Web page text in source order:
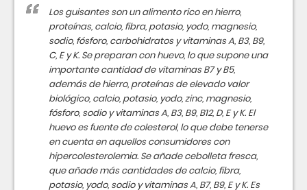
Los guisantes son un alimento rico en hierro,
proteínas, calcio, fibra, potasio, yodo, magnesio,
sodio, fósforo, carbohidratos y vitaminas A, B3, B9,
C, E y K. Se preparan con huevo, lo que supone una
importante cantidad de vitaminas B7 y B5,
además de hierro, proteínas de elevado valor
biológico, calcio, potasio, yodo, zinc, magnesio,
fósforo, sodio y vitaminas A, B3, B9, B12, D, E y K. El
huevo es fuente de colesterol, lo que debe tenerse
en cuenta en aquellos consumidores con
hipercolesterolemia. Se añade cebolleta fresca,
que añade más cantidades de calcio, fibra,
potasio, yodo, sodio y vitaminas A, B7, B9, E y K. Es